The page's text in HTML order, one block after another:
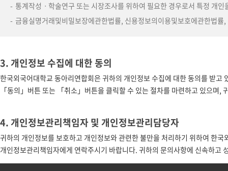
통계작성ㆍ학술연구 또는 시장조사를 위하여 필요한 경우로서 특정 개
금융실명거래및비밀보장에관한법률, 신용정보의이용및보호에관한법
3. 개인정보 수집에 대한 동의
한국외국어대학교 동아리연합회은 귀하의 개인정보 수집에 대한 동의를 받
「동의」버튼 또는 「취소」버튼을 클릭할 수 있는 절차를 마련하고 있으
4. 개인정보관리책임자 및 개인정보관리담당자
귀하의 개인정보를 보호하고 개인정보와 관련한 불만을 처리하기 위하여 한
개인정보관리책임자에게 연락주시기 바랍니다. 귀하의 문의사항에 신속하고